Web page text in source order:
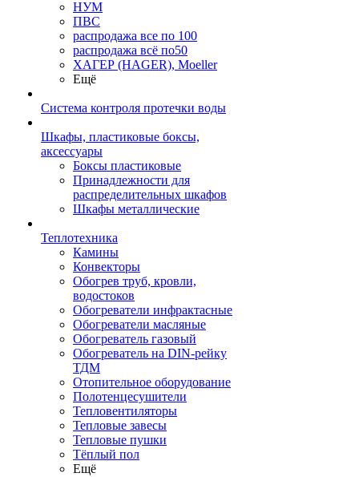
НУМ
ПВС
распродажа все по 100
распродажа всё по50
ХАГЕР (HAGER), Moeller
Ещё
Система контроля протечки воды
Шкафы, пластиковые боксы,
аксессуары
Боксы пластиковые
Принадлежности для
распределительных шкафов
Шкафы металлические
Теплотехника
Камины
Конвекторы
Обогрев труб, кровли,
водостоков
Обогреватели инфрактасные
Обогреватели масляные
Обогреватель газовый
Обогреватель на DIN-рейку
ТДМ
Отопительное оборудование
Полотенцесушители
Тепловентиляторы
Тепловые завесы
Тепловые пушки
Тёплый пол
Ещё